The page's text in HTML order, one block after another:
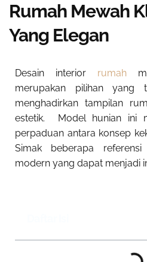
Rumah Mewah
Yang Elegan
Desain interior rumah
merupakan pilihan yang
menghadirkan tampilan
estetik. Model hunian ini
perpaduan antara konsep
Simak beberapa
modern yang dapat menjadi